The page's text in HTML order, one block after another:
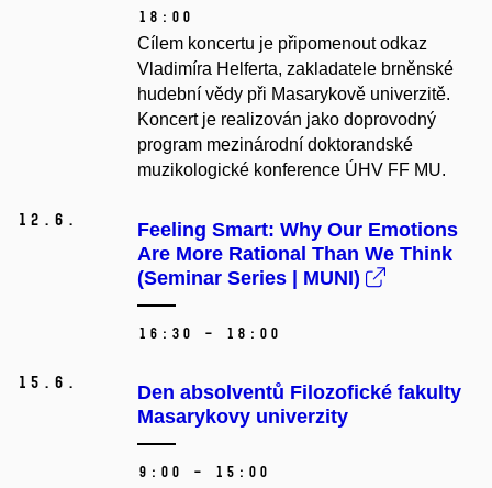
18:00
Cílem koncertu je připomenout odkaz
Vladimíra Helferta, zakladatele brněnské
hudební vědy při Masarykově univerzitě.
Koncert je realizován jako doprovodný
program mezinárodní doktorandské
muzikologické konference ÚHV FF MU.
12. 6.
Feeling Smart: Why Our Emotions
Are More Rational Than We Think
(Seminar Series | MUNI)
16:30 – 18:00
15. 6.
Den absolventů Filozofické fakulty
Masarykovy univerzity
9:00 – 15:00